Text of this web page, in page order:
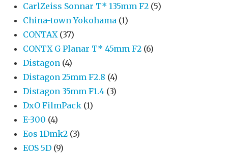
CarlZeiss Sonnar T* 135mm F2 (5)
China-town Yokohama (1)
CONTAX (37)
CONTX G Planar T* 45mm F2 (6)
Distagon (4)
Distagon 25mm F2.8 (4)
Distagon 35mm F1.4 (3)
DxO FilmPack (1)
E-300 (4)
Eos 1Dmk2 (3)
EOS 5D (9)